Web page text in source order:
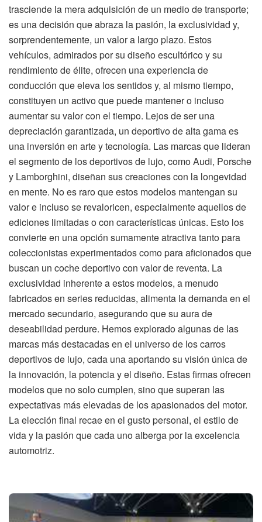
trasciende la mera adquisición de un medio de transporte;
es una decisión que abraza la pasión, la exclusividad y,
sorprendentemente, un valor a largo plazo. Estos
vehículos, admirados por su diseño escultórico y su
rendimiento de élite, ofrecen una experiencia de
conducción que eleva los sentidos y, al mismo tiempo,
constituyen un activo que puede mantener o incluso
aumentar su valor con el tiempo. Lejos de ser una
depreciación garantizada, un deportivo de alta gama es
una inversión en arte y tecnología. Las marcas que lideran
el segmento de los deportivos de lujo, como Audi, Porsche
y Lamborghini, diseñan sus creaciones con la longevidad
en mente. No es raro que estos modelos mantengan su
valor e incluso se revaloricen, especialmente aquellos de
ediciones limitadas o con características únicas. Esto los
convierte en una opción sumamente atractiva tanto para
coleccionistas experimentados como para aficionados que
buscan un coche deportivo con valor de reventa. La
exclusividad inherente a estos modelos, a menudo
fabricados en series reducidas, alimenta la demanda en el
mercado secundario, asegurando que su aura de
deseabilidad perdure. Hemos explorado algunas de las
marcas más destacadas en el universo de los carros
deportivos de lujo, cada una aportando su visión única de
la innovación, la potencia y el diseño. Estas firmas ofrecen
modelos que no solo cumplen, sino que superan las
expectativas más elevadas de los apasionados del motor.
La elección final recae en el gusto personal, el estilo de
vida y la pasión que cada uno alberga por la excelencia
automotriz.